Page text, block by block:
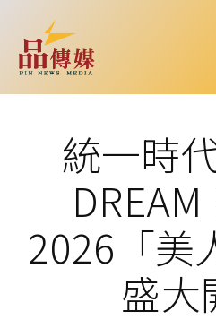
統一時
2026「美
盛大